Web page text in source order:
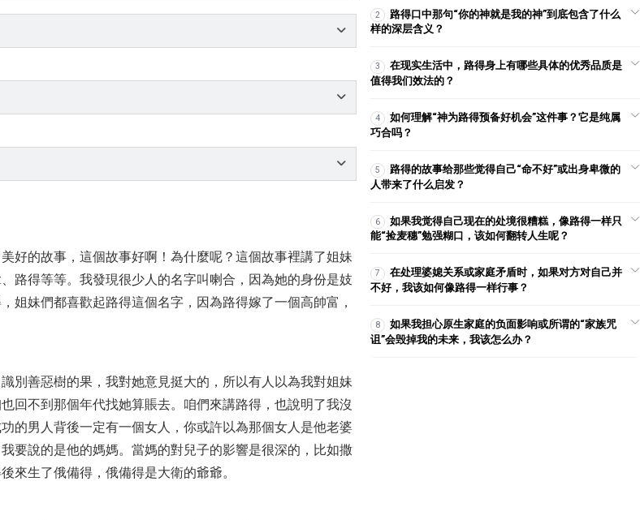
好的故事，這個故事好啊！為什麼呢？這個故事裡講了姐妹
路得等等。我發現很少人的名字叫喇合，因為她的身份是妓
姐妹們都喜歡起路得這個名字，因為路得嫁了一個高帥富，
別善惡樹的果，我對她意見挺大的，所以有人以為我對姐妹
回不到那個年代找她算賬去。咱們來講路得，也說明了我沒
的男人背後一定有一個女人，你或許以為那個女人是他老婆
要說的是他的媽媽。當媽的對兒子的影響是很深的，比如撒
來生了俄備得，俄備得是大衛的爺爺。
2025-11-26 14,689
局
2023-06-04 2,707
的見證（20190217）
【見證】YH姐妹心思意念翻轉，
工作蒙福見證
【命定音樂】第201首-《不再愛
惜生命》
【查經】利未記 12章 – 女人生孩
子的迷思！
2
路得口中那句“你的神就是我的神”到底包含了什么
样的深层含义？
3
在现实生活中，路得身上有哪些具体的优秀品质是
值得我们效法的？
4
如何理解“神为路得预备好机会”这件事？它是纯属
巧合吗？
5
路得的故事给那些觉得自己“命不好”或出身卑微的
人带来了什么启发？
6
如果我觉得自己现在的处境很糟糕，像路得一样只
能“捡麦穗”勉强糊口，该如何翻转人生呢？
7
在处理婆媳关系或家庭矛盾时，如果对方对自己并
不好，我该如何像路得一样行事？
8
如果我担心原生家庭的负面影响或所谓的“家族咒
诅”会毁掉我的未来，我该怎么办？